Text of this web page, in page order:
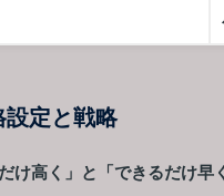
設定と戦略
け高く」と「できるだけ